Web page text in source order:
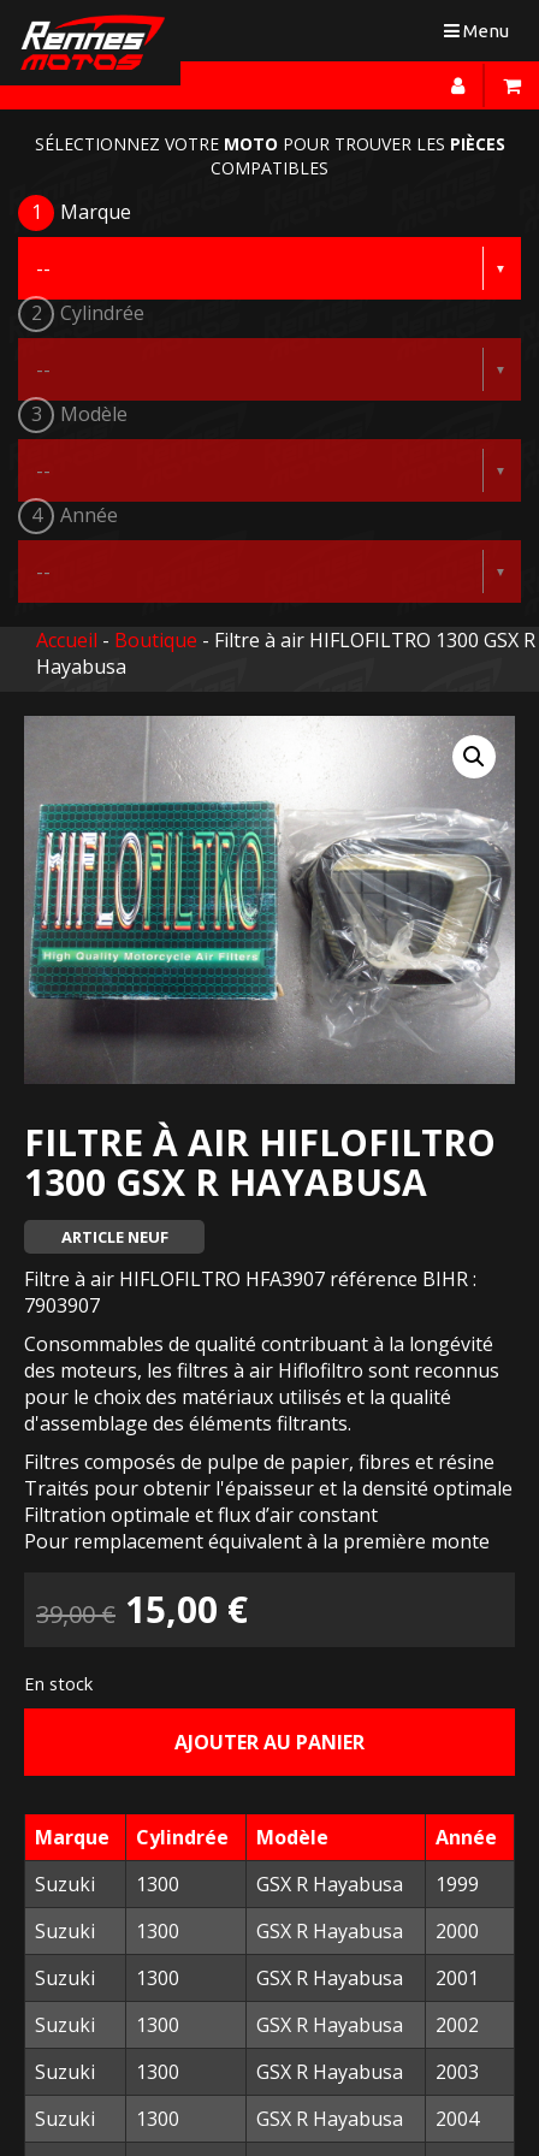
Toggle
Menu
SÉLECTIONNEZ VOTRE MOTO POUR TROUVER LES PIÈCES
COMPATIBLES
1 Marque
2 Cylindrée
3 Modèle
4 Année
Accueil - Boutique - Filtre à air HIFLOFILTRO 1300 GSX R
Hayabusa
FILTRE À AIR HIFLOFILTRO
1300 GSX R HAYABUSA
ARTICLE NEUF
Filtre à air HIFLOFILTRO HFA3907 référence BIHR :
7903907
Consommables de qualité contribuant à la longévité
des moteurs, les filtres à air Hiflofiltro sont reconnus
pour le choix des matériaux utilisés et la qualité
d'assemblage des éléments filtrants.
Filtres composés de pulpe de papier, fibres et résine
Traités pour obtenir l'épaisseur et la densité optimale
Filtration optimale et flux d’air constant
Pour remplacement équivalent à la première monte
39,00€ Le
initial
était :
39,00 €.
15,00 €Le
actuel
est :
15,00 €.
En stock
AJOUTER AU PANIER
Marque Cylindrée Modèle
Année
Suzuki
1300 GSX R Hayabusa
1999
Suzuki
1300 GSX R Hayabusa
2000
Suzuki
1300 GSX R Hayabusa
2001
Suzuki
1300 GSX R Hayabusa
2002
Suzuki
1300 GSX R Hayabusa
2003
Suzuki
1300 GSX R Hayabusa
2004